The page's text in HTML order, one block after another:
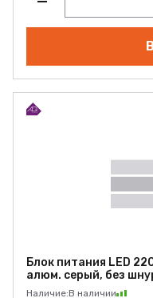
Блок питания LED
алюм. серый, без
Наличие:В наличии